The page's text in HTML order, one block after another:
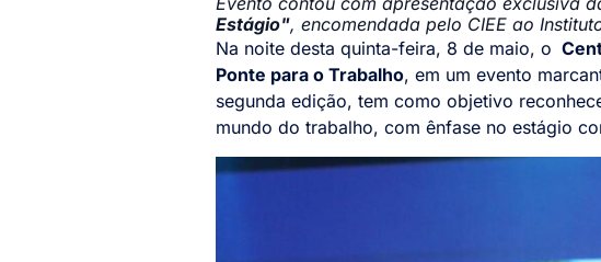
Estágio", encomendada pelo CIEE ao
Na noite desta quinta-feira, 8 de maio, o
Ponte para o Trabalho, em um evento
segunda edição, tem como objetivo
mundo do trabalho, com ênfase no estágio